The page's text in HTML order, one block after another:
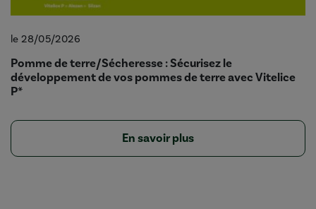
le 28/05/2026
Pomme de terre/Sécheresse : Sécurisez le
développement de vos pommes de terre avec Vitelice
P*
En savoir plus